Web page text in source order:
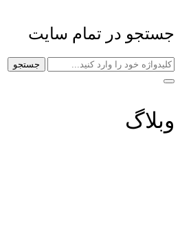
جستجو در تمام سایت
جستجو
وبلاگ